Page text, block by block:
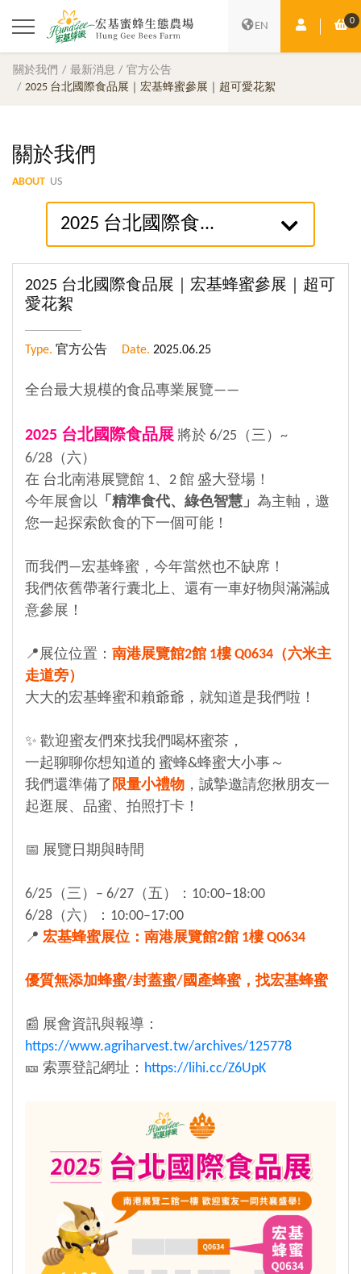
EN 會員中心0
購
關於我們 最新消息
官方公告
2025 台北國際食品展｜宏基蜂蜜參展｜超可愛花絮
關於我們
ABOUT US
2025 台北國際食...
2025 台北國際食品展｜宏基蜂蜜參展｜超可
愛花絮
Type. 官方公告 Date. 2025.06.25
全台最大規模的食品專業展覽——
2025 台北國際食品展將於 6/25（三）~
6/28（六）
在 台北南港展覽館 1、2 館 盛大登場！
今年展會以 「精準食代、綠色智慧」 為主軸，邀
您一起探索飲食的下一個可能！
而我們—宏基蜂蜜，今年當然也不缺席！
我們依舊帶著行囊北上、還有一車好物與滿滿誠
意參展！
📍展位位置： 南港展覽館2館 1樓 Q0634（六米主
走道旁）
大大的宏基蜂蜜和賴爺爺，就知道是我們啦！
✨ 歡迎蜜友們來找我們喝杯蜜茶，
一起聊聊你想知道的 蜜蜂&蜂蜜大小事～
我們還準備了 限量小禮物 ，誠摯邀請您揪朋友一
起逛展、品蜜、拍照打卡！
📅 展覽日期與時間
6/25（三）– 6/27（五）：10:00–18:00
6/28（六）：10:00–17:00
📍 宏基蜂蜜展位：南港展覽館2館 1樓 Q0634
優質無添加蜂蜜/封蓋蜜/國產蜂蜜，找宏基蜂蜜
📰 展會資訊與報導：
https://www.agriharvest.tw/archives/125778
🎫 索票登記網址： https://lihi.cc/Z6UpK